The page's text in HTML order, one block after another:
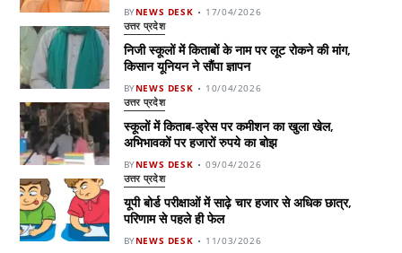
BYNEWS DESK 17/04/2026
उत्तर प्रदेश
निजी स्कूलों में किताबों के नाम पर लूट रोकने की मांग,
किसान यूनियन ने सौंपा ज्ञापन
BYNEWS DESK 10/04/2026
उत्तर प्रदेश
स्कूलों में किताब-ड्रेस पर कमीशन का खुला खेल,
अभिभावकों पर हजारों रुपये का बोझ
BYNEWS DESK 09/04/2026
उत्तर प्रदेश
यूपी बोर्ड परीक्षाओं में साढ़े चार हजार से अधिक छात्र,
परिणाम से पहले ही फेल
BYNEWS DESK 11/03/2026